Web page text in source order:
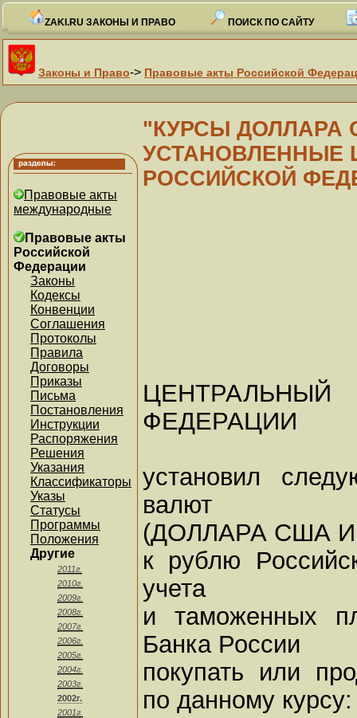
ZAKI.RU ЗАКОНЫ И ПРАВО ПОИСК ПО САЙТУ
Законы и Право-> Правовые акты Российской
Правовые акты
международные
Правовые акты
Российской
Федерации
Законы
Кодексы
Конвенции
Соглашения
Протоколы
Правила
Договоры
Приказы
Письма
Постановления
Инструкции
Распоряжения
Решения
Указания
Классификаторы
Указы
Статусы
Программы
Положения
Другие
2011г.
2010г.
2009г.
2008г.
2007г.
2006г.
2005г.
2004г.
2003г.
2002г.
2001г.
"КУРСЫ ДОЛЛАРА
УСТАНОВЛЕННЫЕ
РОССИЙСКОЙ
ФЕДЕРАЦИИ
установил
валют
(ДОЛЛАРА США
к рублю
учета
и таможенных
Банка России
покупать или
по данному курсу: